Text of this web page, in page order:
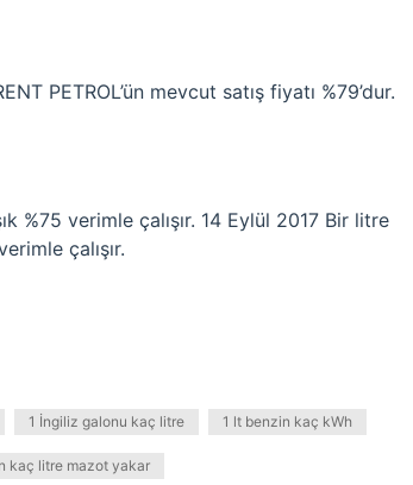
PETROL’ün mevcut satış fiyatı %79’dur.
%75 verimle çalışır. 14 Eylül 2017 Bir litre
çalışır.
1 İngiliz galonu kaç litre 1 lt benzin kaç kWh
kaç litre mazot yakar